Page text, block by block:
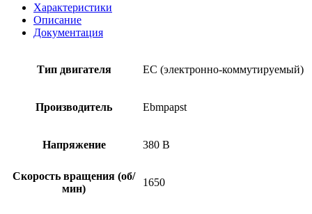
Характеристики
Описание
Документация
Тип двигателя EC (электронно-коммутируемый)
Производитель Ebmpapst
Напряжение 380 В
Скорость вращения (об/
мин)
1650